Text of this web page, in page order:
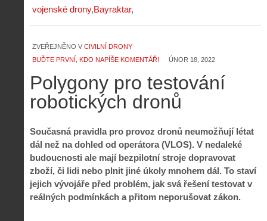
vojenské drony Bayraktar
ZVEŘEJNĚNO V CIVILNÍ DRONY
BUĎTE PRVNÍ, KDO NAPÍŠE KOMENTÁŘ!
ÚNOR 18, 2022
Polygony pro testování
robotických dronů
Současná pravidla pro provoz dronů neumožňují létat
dál než na dohled od operátora (VLOS). V nedaleké
budoucnosti ale mají bezpilotní stroje dopravovat
zboží, či lidi nebo plnit jiné úkoly mnohem dál. To staví
jejich vývojáře před problém, jak svá řešení testovat v
reálných podmínkách a přitom neporušovat zákon.